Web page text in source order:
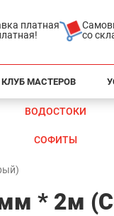
платная
со
КЛУБ МАСТЕРОВ
ВОДОСТОКИ
СОФИТЫ
мм * 2м